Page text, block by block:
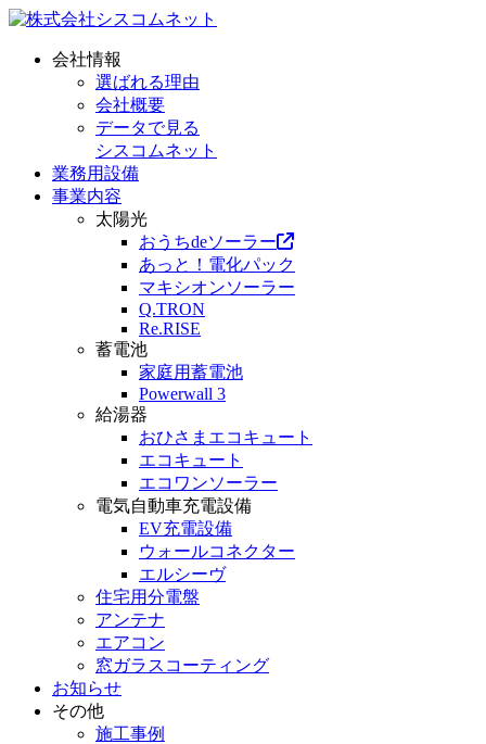
会社情報
選ばれる理由
会社概要
データで見る
シスコムネット
業務用設備
事業内容
太陽光
おうちdeソーラー
あっと！電化パック
マキシオンソーラー
Q.TRON
Re.RISE
蓄電池
家庭用蓄電池
Powerwall 3
給湯器
おひさまエコキュート
エコキュート
エコワンソーラー
電気自動車充電設備
EV充電設備
ウォールコネクター
エルシーヴ
住宅用分電盤
アンテナ
エアコン
窓ガラスコーティング
お知らせ
その他
施工事例